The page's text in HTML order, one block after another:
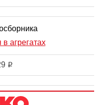
в агрегатах
i